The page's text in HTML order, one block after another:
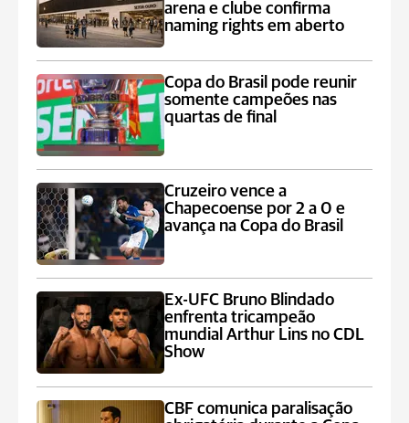
arena e clube confirma
naming rights em aberto
Copa do Brasil pode reunir
somente campeões nas
quartas de final
Cruzeiro vence a
Chapecoense por 2 a 0 e
avança na Copa do Brasil
Ex-UFC Bruno Blindado
enfrenta tricampeão
mundial Arthur Lins no CDL
Show
CBF comunica paralisação